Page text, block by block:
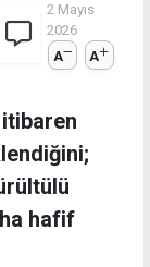
2 Mayıs
2026
A
A
hafif